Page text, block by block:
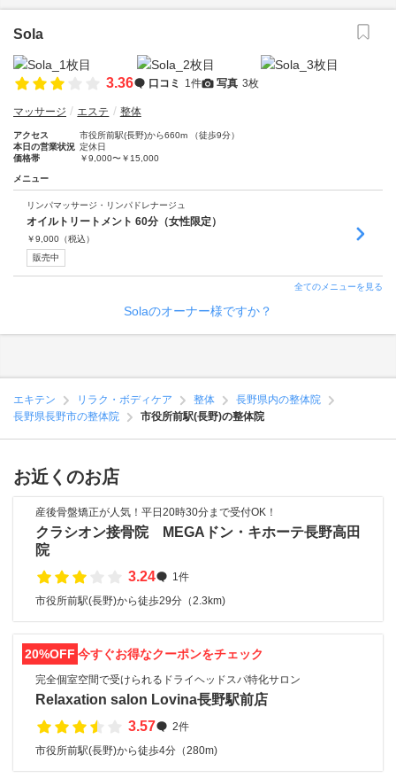
Sola
3.36 口コミ 1件 写真 3枚
マッサージ エステ 整体
アクセス
市役所前駅(長野)から660m （徒歩9分）
本日の営業状況 定休日
価格帯
￥9,000〜￥15,000
メニュー
リンパマッサージ・リンパドレナージュ
オイルトリートメント 60分（女性限定）
￥9,000 （税込）
販売中
全てのメニューを見る
Solaのオーナー様ですか？
エキテン リラク・ボディケア 整体
長野県内の整体院
長野県長野市の整体院
市役所前駅(長野)の整体院
お近くのお店
産後骨盤矯正が人気！平日20時30分まで受付OK！
クラシオン接骨院 MEGAドン・キホーテ長野高田
院
3.24
1件
市役所前駅(長野)から徒歩29分（2.3km)
20%OFF 今すぐお得なクーポンをチェック
完全個室空間で受けられるドライヘッドスパ特化サロン
Relaxation salon Lovina長野駅前店
3.57
2件
市役所前駅(長野)から徒歩4分（280m)